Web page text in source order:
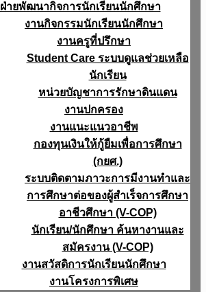
ฝ่ายพัฒนากิจการนักเรียนนักศึกษา
งานกิจกรรมนักเรียนนักศึกษา
งานครูที่ปรึกษา
Student Care ระบบดูแลช่วยเหลือ
นักเรียน
หน่วยบัญชาการรักษาดินแดน
งานปกครอง
งานแนะแนวอาชีพ
กองทุนเงินให้กู้ยืมเพื่อการศึกษา
(กยศ.)
ระบบติดตามภาวะการมีงานทำและ
การศึกษาต่อของผู้สำเร็จการศึกษา
อาชีวศึกษา (V-COP)
นักเรียน/นักศึกษา ค้นหางานและ
สมัครงาน (V-COP)
งานสวัสดิการนักเรียนนักศึกษา
งานโครงการพิเศษ